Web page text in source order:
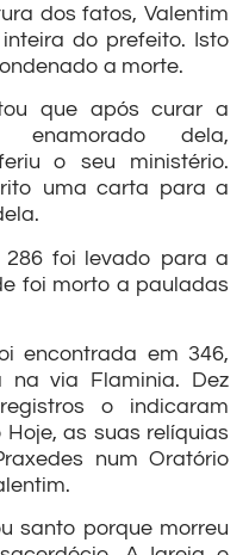
dos fatos, Valentim
do prefeito. Isto
a morte.
que após curar a
dela,
o seu ministério.
uma carta para a
foi levado para a
foi morto a pauladas
encontrada em 346,
na via Flaminia. Dez
o indicaram
as suas relíquias
num Oratório
santo porque morreu